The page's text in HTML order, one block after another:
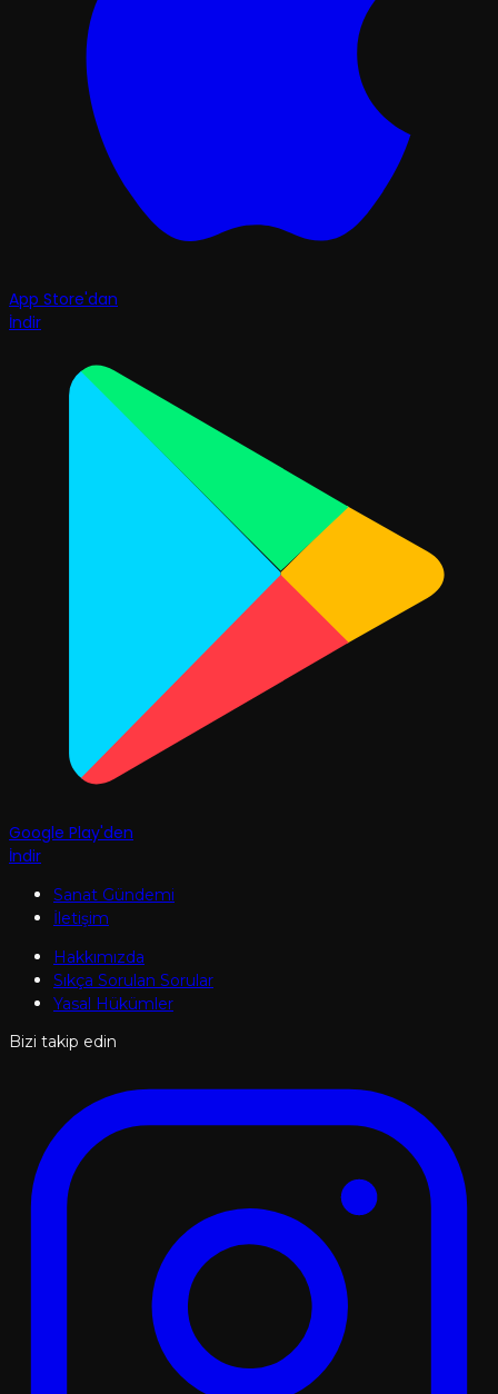
App Store'dan
İndir
Google Play'den
İndir
Sanat Gündemi
İletişim
Hakkımızda
Sıkça Sorulan Sorular
Yasal Hükümler
Bizi takip edin